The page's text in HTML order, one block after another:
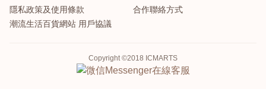
隱私政策及使用條款
潮流生活百貨網站 用戶協議
合作聯絡方式
Copyright ©2018 ICMARTS
Messenger在線客服